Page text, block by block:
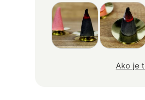
Ako je